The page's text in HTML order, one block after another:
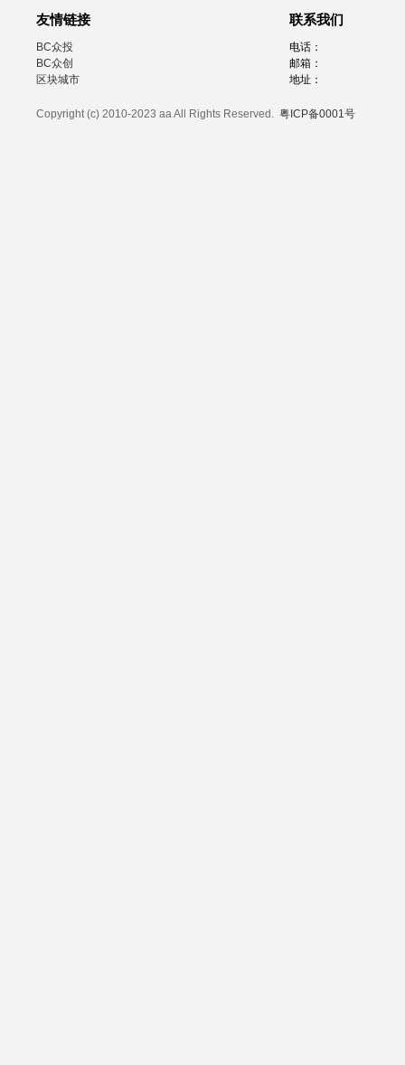
友情链接
BC众投
BC众创
区块城市
联系我们
电话：
邮箱：
地址：
Copyright (c) 2010-2023 aa All Rights Reserved. 粤ICP备0001号